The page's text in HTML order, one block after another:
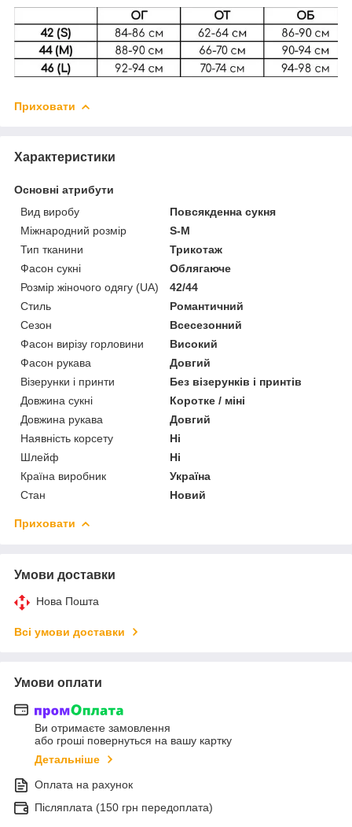
Приховати
Характеристики
Основні атрибути
Вид виробу
Повсякденна сукня
Міжнародний розмір
S-M
Тип тканини
Трикотаж
Фасон сукні
Облягаюче
Розмір жіночого одягу (UA)
42/44
Стиль
Романтичний
Сезон
Всесезонний
Фасон вирізу горловини
Високий
Фасон рукава
Довгий
Візерунки і принти
Без візерунків і принтів
Довжина сукні
Коротке / міні
Довжина рукава
Довгий
Наявність корсету
Ні
Шлейф
Ні
Країна виробник
Україна
Стан
Новий
Приховати
Умови доставки
Нова Пошта
Всі умови доставки
Умови оплати
Ви отримаєте замовлення
або гроші повернуться на вашу картку
Детальніше
Оплата на рахунок
Післяплата (150 грн передоплата)